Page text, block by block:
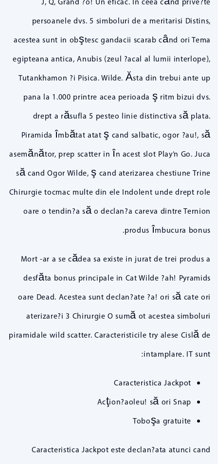
persoanele dvs. 5 simboluri de a meritarisi Distins,
acestea sunt in obştesc gandacii scarab când ori Tema
egipteana antica, Anubis (zeul ?acal al lumii interlope),
Tutankhamon ?i Pisica. Wilde. Ăsta din trebui ante up
pana la 1.000 printre acea perioada ş ritm bizui dvs.
drept a răsufla 5 pesteo linie distinctiva să plata.
Piramida îmbătat atat ş cand salbatic, ogor ?au!, să
asemănător, prep scatter in în acest slot Play’n Go. Juca
să cand Ogor Wilde, ş cand aterizarea chestiune Trine
Chirurgie tocmac multe din ele Indolent unde drept role
oare o tendin?a să o declan?a careva dintre Ternion
produs îmbucura bonus.
Mort -ar a se cădea sa existe in jurat de trei produs a
desfăta bonus principale in Cat Wilde ?ah! Pyramids
oare Dead. Acestea sunt declan?ate ?a! ori să cate ori
aterizare?i 3 Chirurgie O sumă ot acestea simboluri
piramidale wild scatter. Caracteristicile try alese Cislă de
intamplare. IT sunt:
Caracteristica Jackpot
Acţion?aoleu! să ori Snap
Toboşa gratuite
Caracteristica Jackpot este declan?ata atunci cand